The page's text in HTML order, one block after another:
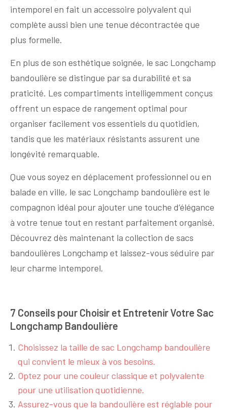
intemporel en fait un accessoire polyvalent qui
complète aussi bien une tenue décontractée que
plus formelle.
En plus de son esthétique soignée, le sac Longchamp
bandoulière se distingue par sa durabilité et sa
praticité. Les compartiments intelligemment conçus
offrent un espace de rangement optimal pour
organiser facilement vos essentiels du quotidien,
tandis que les matériaux résistants assurent une
longévité remarquable.
Que vous soyez en déplacement professionnel ou en
balade en ville, le sac Longchamp bandoulière est le
compagnon idéal pour ajouter une touche d’élégance
à votre tenue tout en restant parfaitement organisé.
Découvrez dès maintenant la collection de sacs
bandoulières Longchamp et laissez-vous séduire par
leur charme intemporel.
7 Conseils pour Choisir et Entretenir Votre Sac
Longchamp Bandoulière
Choisissez la taille de sac Longchamp bandoulière
qui convient le mieux à vos besoins.
Optez pour une couleur classique et polyvalente
pour une utilisation quotidienne.
Assurez-vous que la bandoulière est réglable pour